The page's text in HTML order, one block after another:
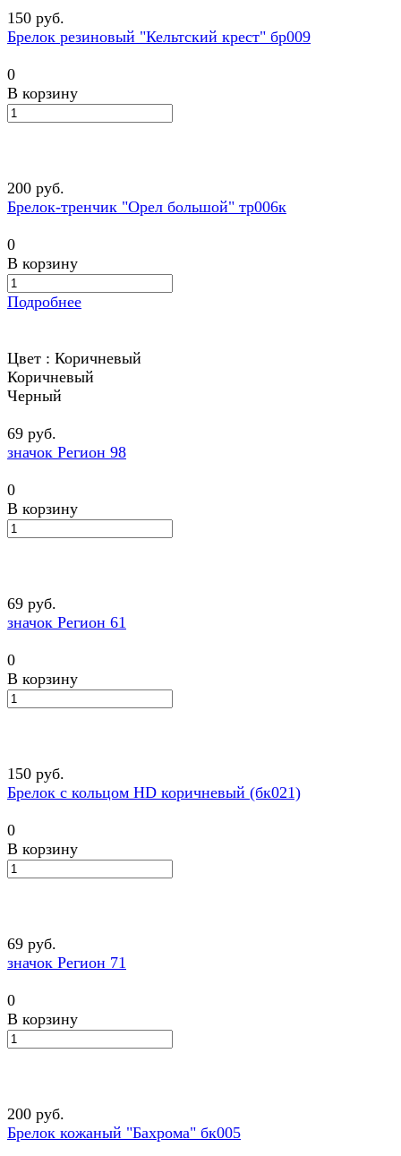
150 руб.
Брелок резиновый "Кельтский крест" бр009
0
В корзину
200 руб.
Брелок-тренчик "Орел большой" тр006к
0
В корзину
Подробнее
Цвет : Коричневый
Коричневый
Черный
69 руб.
значок Регион 98
0
В корзину
69 руб.
значок Регион 61
0
В корзину
150 руб.
Брелок с кольцом HD коричневый (бк021)
0
В корзину
69 руб.
значок Регион 71
0
В корзину
200 руб.
Брелок кожаный "Бахрома" бк005